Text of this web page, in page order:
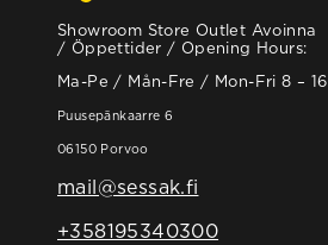
Showroom Store Outlet Avoinna
/ Öppettider / Opening Hours:
Ma-Pe / Mån-Fre / Mon-Fri 8 – 16
Puusepänkaarre 6
06150 Porvoo
mail@sessak.fi
+358195340300